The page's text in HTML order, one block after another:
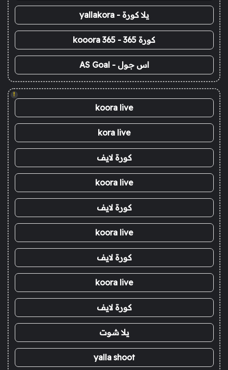
يلا كورة - yallakora
كورة 365 - kooora 365
اس جول - AS Goal
!
koora live
kora live
كورة لايف
koora live
كورة لايف
koora live
كورة لايف
koora live
كورة لايف
يلا شوت
yalla shoot